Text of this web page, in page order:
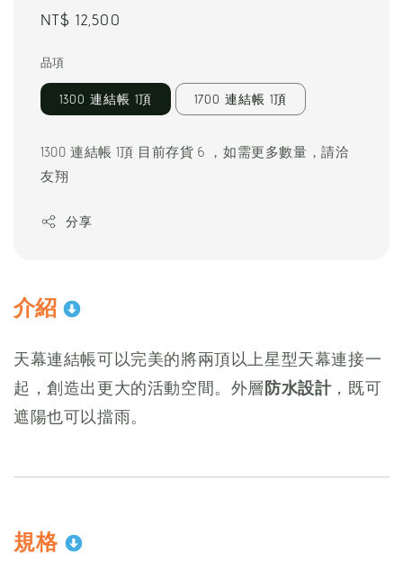
Regular
NT$ 12,500
品項
1300 連結帳 1頂 1700 連結帳 1頂
1300 連結帳 1頂 目前存貨 6 ，如需更多數量，請洽
友翔
分享
介紹
天幕連結帳可以完美的將兩頂以上星型天幕連接一
起，創造出更大的活動空間。外層防水設計，既可
遮陽也可以擋雨。
規格